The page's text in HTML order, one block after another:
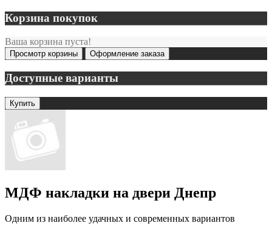
Корзина покупок
Ваша корзина пуста!
Просмотр корзины Оформление заказа
Доступные варианты
МДФ накладки на двери Днепр
Одним из наиболее удачных и современных вариантов